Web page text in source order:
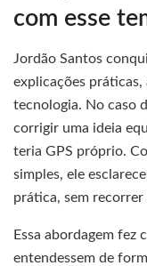
com esse
Jordão Santos
explicações práticas,
tecnologia. No caso
corrigir uma ideia
teria GPS próprio.
simples, ele
prática, sem
Essa abordagem fez
entendessem de